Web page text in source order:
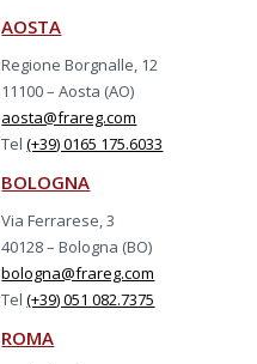
AOSTA
Regione Borgnalle, 12
11100 – Aosta (AO)
aosta@frareg.com
Tel(+39) 0165 175.6033
BOLOGNA
Via Ferrarese, 3
40128 – Bologna (BO)
bologna@frareg.com
Tel(+39) 051 082.7375
ROMA